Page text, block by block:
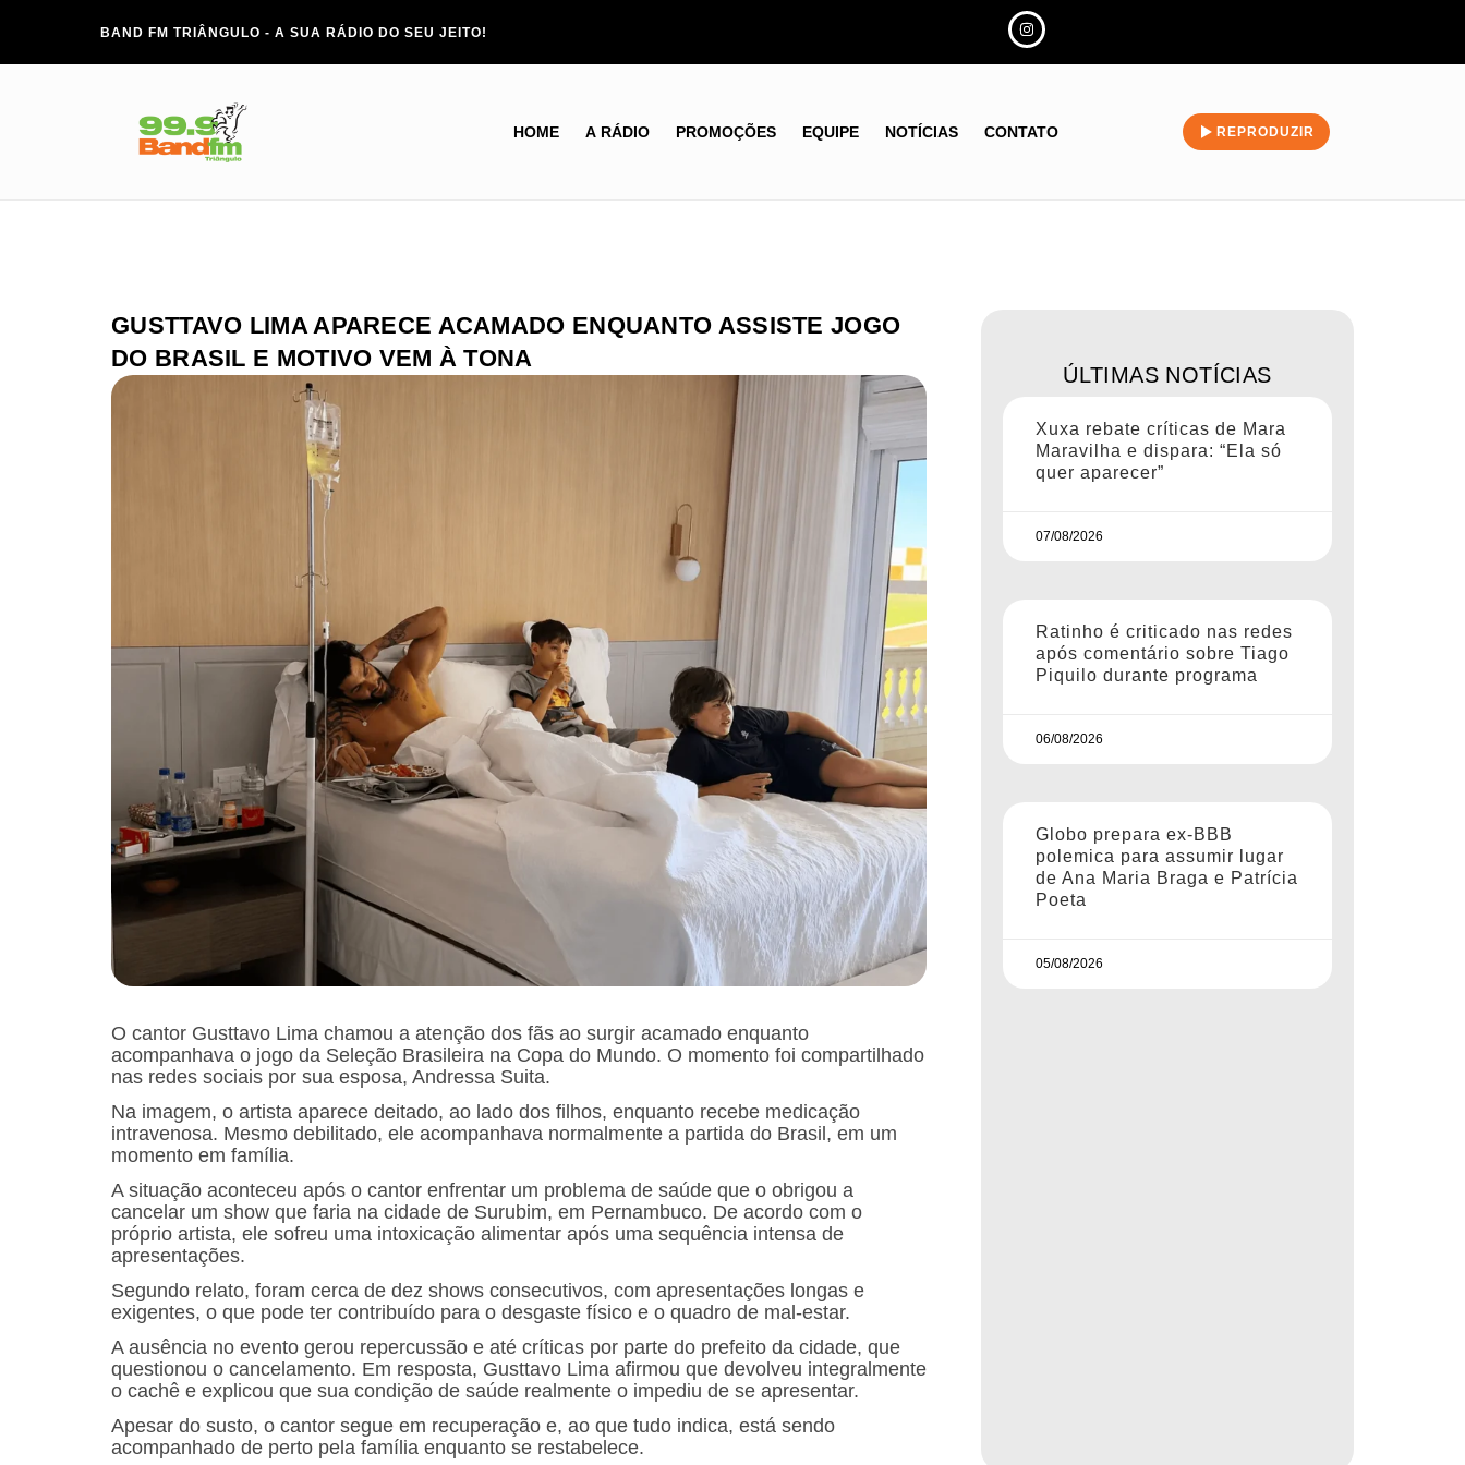
BAND FM TRIÂNGULO - A SUA RÁDIO DO SEU JEITO!
HOME A RÁDIO PROMOÇÕES EQUIPE NOTÍCIAS CONTATO REPRODUZIR
GUSTTAVO LIMA APARECE ACAMADO ENQUANTO ASSISTE JOGO
DO BRASIL E MOTIVO VEM À TONA
O cantor Gusttavo Lima chamou a atenção dos fãs ao surgir acamado enquanto
acompanhava o jogo da Seleção Brasileira na Copa do Mundo. O momento foi compartilhado
nas redes sociais por sua esposa, Andressa Suita.
Na imagem, o artista aparece deitado, ao lado dos filhos, enquanto recebe medicação
intravenosa. Mesmo debilitado, ele acompanhava normalmente a partida do Brasil, em um
momento em família.
A situação aconteceu após o cantor enfrentar um problema de saúde que o obrigou a
cancelar um show que faria na cidade de Surubim, em Pernambuco. De acordo com o
próprio artista, ele sofreu uma intoxicação alimentar após uma sequência intensa de
apresentações.
Segundo relato, foram cerca de dez shows consecutivos, com apresentações longas e
exigentes, o que pode ter contribuído para o desgaste físico e o quadro de mal-estar.
A ausência no evento gerou repercussão e até críticas por parte do prefeito da cidade, que
questionou o cancelamento. Em resposta, Gusttavo Lima afirmou que devolveu integralmente
o cachê e explicou que sua condição de saúde realmente o impediu de se apresentar.
Apesar do susto, o cantor segue em recuperação e, ao que tudo indica, está sendo
acompanhado de perto pela família enquanto se restabelece.
ÚLTIMAS NOTÍCIAS
Xuxa rebate críticas de Mara
Maravilha e dispara: “Ela só
quer aparecer”
07/08/2026
Ratinho é criticado nas redes
após comentário sobre Tiago
Piquilo durante programa
06/08/2026
Globo prepara ex-BBB
polemica para assumir lugar
de Ana Maria Braga e Patrícia
Poeta
05/08/2026